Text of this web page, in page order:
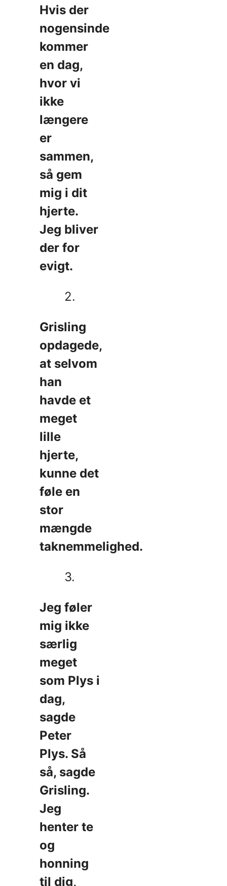
Hvis der
nogensinde
kommer
en dag,
hvor vi
ikke
længere
er
sammen,
så gem
mig i dit
hjerte.
Jeg bliver
der for
evigt.
2.
Grisling
opdagede,
at selvom
han
havde et
meget
lille
hjerte,
kunne det
føle en
stor
mængde
taknemmelighed.
3.
Jeg føler
mig ikke
særlig
meget
som Plys i
dag,
sagde
Peter
Plys. Så
så, sagde
Grisling.
Jeg
henter te
og
honning
til dig,